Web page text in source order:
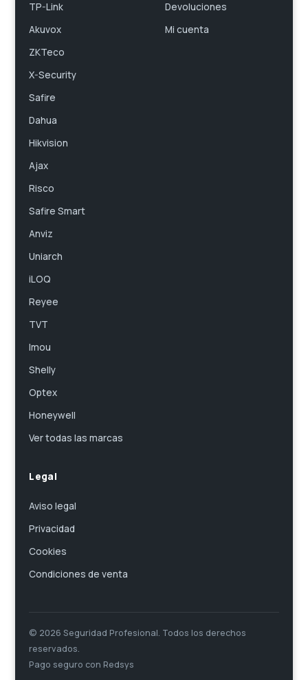
TP-Link
Akuvox
ZKTeco
X-Security
Safire
Dahua
Hikvision
Ajax
Risco
Safire Smart
Anviz
Uniarch
iLOQ
Reyee
TVT
Imou
Shelly
Optex
Honeywell
Ver todas las marcas
Devoluciones
Mi cuenta
Legal
Aviso legal
Privacidad
Cookies
Condiciones de venta
© 2026 Seguridad Profesional. Todos los derechos
reservados.
Pago seguro con Redsys